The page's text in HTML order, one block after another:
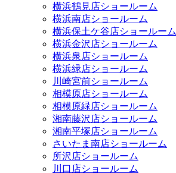
横浜鶴見店ショールーム
横浜南店ショールーム
横浜保土ケ谷店ショールーム
横浜金沢店ショールーム
横浜泉店ショールーム
横浜緑店ショールーム
川崎宮前ショールーム
相模原店ショールーム
相模原緑店ショールーム
湘南藤沢店ショールーム
湘南平塚店ショールーム
さいたま南店ショールーム
所沢店ショールーム
川口店ショールーム